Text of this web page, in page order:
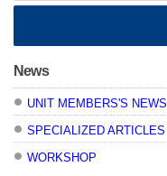
News
UNIT MEMBERS'S NEWS
SPECIALIZED ARTICLES
WORKSHOP